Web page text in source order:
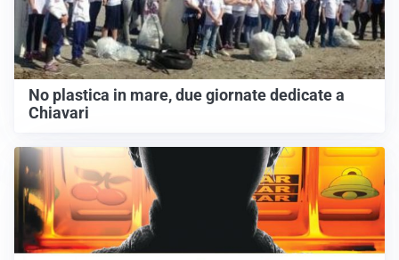
No plastica in mare, due giornate dedicate a
Chiavari